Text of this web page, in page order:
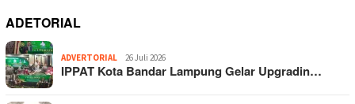
ADETORIAL
ADVERTORIAL 26 Juli 2026
IPPAT Kota Bandar Lampung Gelar Upgradin…